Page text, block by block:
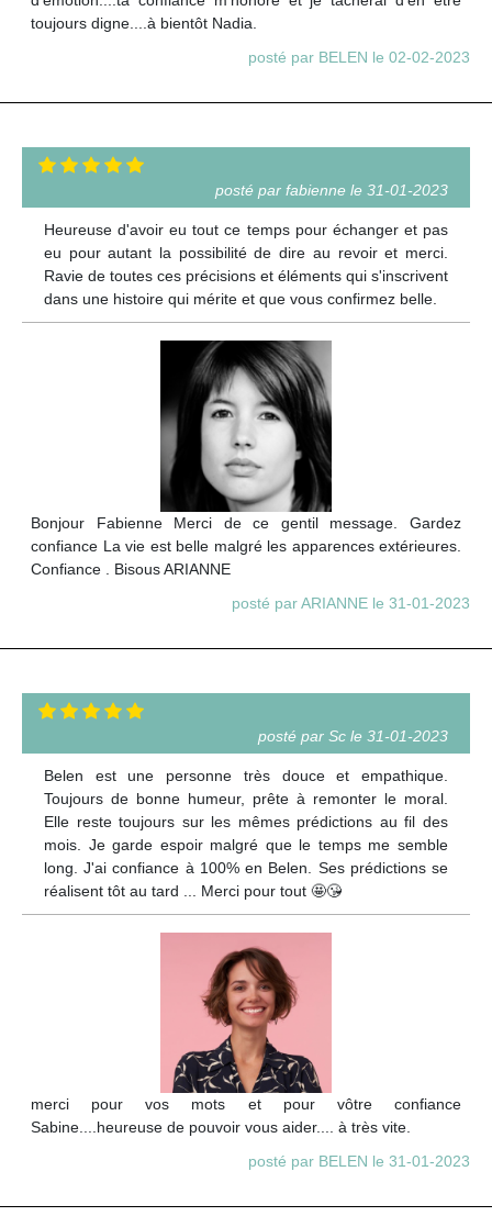
toujours digne....à bientôt Nadia.
posté par BELEN le 02-02-2023
posté par fabienne le 31-01-2023
Heureuse d'avoir eu tout ce temps pour échanger et pas
eu pour autant la possibilité de dire au revoir et merci.
Ravie de toutes ces précisions et éléments qui s'inscrivent
dans une histoire qui mérite et que vous confirmez belle.
Bonjour Fabienne Merci de ce gentil message. Gardez
confiance La vie est belle malgré les apparences extérieures.
Confiance . Bisous ARIANNE
posté par ARIANNE le 31-01-2023
posté par Sc le 31-01-2023
Belen est une personne très douce et empathique.
Toujours de bonne humeur, prête à remonter le moral.
Elle reste toujours sur les mêmes prédictions au fil des
mois. Je garde espoir malgré que le temps me semble
long. J'ai confiance à 100% en Belen. Ses prédictions se
réalisent tôt au tard ... Merci pour tout 🤩😘
merci pour vos mots et pour vôtre confiance
Sabine....heureuse de pouvoir vous aider.... à très vite.
posté par BELEN le 31-01-2023